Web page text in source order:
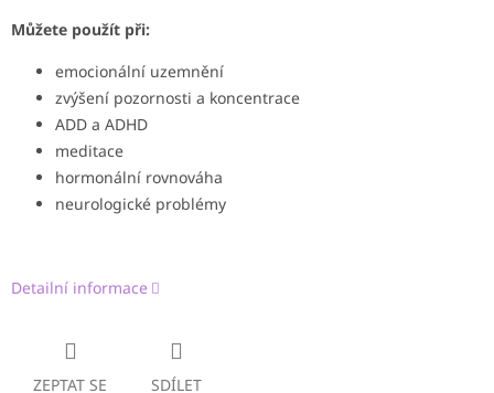
Můžete použít při:
emocionální uzemnění
zvýšení pozornosti a koncentrace
ADD a ADHD
meditace
hormonální rovnováha
neurologické problémy
Detailní informace
ZEPTAT SE SDÍLET